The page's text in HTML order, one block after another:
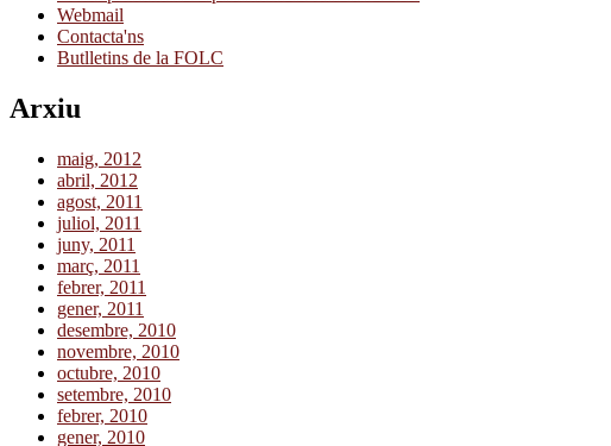
Webmail
Contacta'ns
Butlletins de la FOLC
Arxiu
maig, 2012
abril, 2012
agost, 2011
juliol, 2011
juny, 2011
març, 2011
febrer, 2011
gener, 2011
desembre, 2010
novembre, 2010
octubre, 2010
setembre, 2010
febrer, 2010
gener, 2010